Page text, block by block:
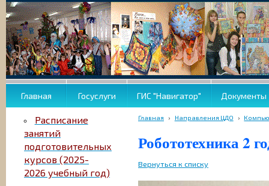
Главная Госуслуги ГИС "Навигатор" Документы
Расписание
занятий
подготовительных
курсов (2025-
2026 учебный год)
Главная › Направления ЦДО ›
Робототехника 2
Вернуться к списку